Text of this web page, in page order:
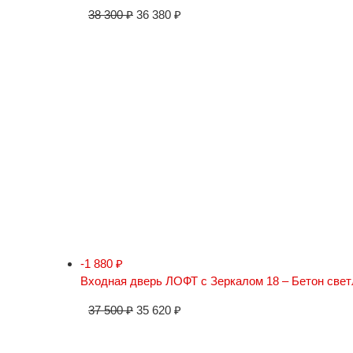
38 300₽ 36 380 ₽
-1 880 ₽
Входная дверь ЛОФТ с Зеркалом 18 – Бетон
37 500₽ 35 620 ₽